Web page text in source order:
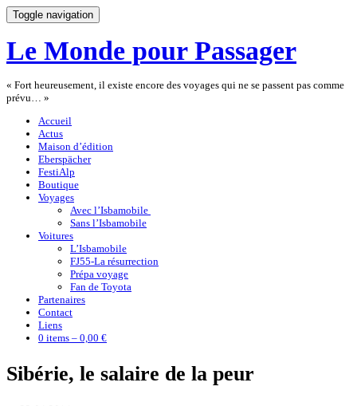
Toggle navigation
Le Monde pour Passager
« Fort heureusement, il existe encore des voyages qui ne se passent pas comme
prévu… »
Accueil
Actus
Maison d’édition
Eberspächer
FestiAlp
Boutique
Voyages
Avec l’Isbamobile
Sans l’Isbamobile
Voitures
L’Isbamobile
FJ55-La résurrection
Prépa voyage
Fan de Toyota
Partenaires
Contact
Liens
0 items – 0,00 €
Sibérie, le salaire de la peur